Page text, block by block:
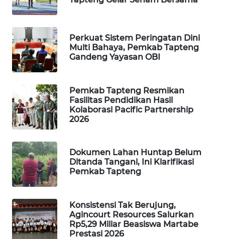
Perkuat Sistem Peringatan Dini
Multi Bahaya, Pemkab Tapteng
Gandeng Yayasan OBI
Pemkab Tapteng Resmikan
Fasilitas Pendidikan Hasil
Kolaborasi Pacific Partnership
2026
Dokumen Lahan Huntap Belum
Ditanda Tangani, Ini Klarifikasi
Pemkab Tapteng
Konsistensi Tak Berujung,
Agincourt Resources Salurkan
Rp5,29 Miliar Beasiswa Martabe
Prestasi 2026
KONSUMEN
FORWAMKI
ALPERKLINAS
FORJASIDA
NEWS
SITUNGIR
NEWS
SIDIKALANG
NEWS